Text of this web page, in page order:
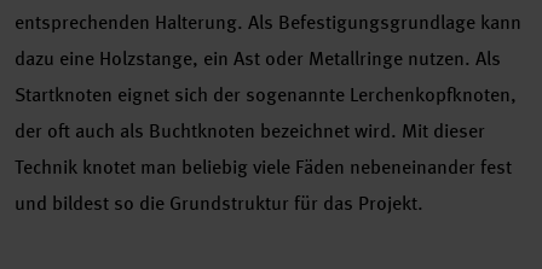
entsprechenden Halterung. Als Befestigungsgrundlage kann
dazu eine Holzstange, ein Ast oder Metallringe nutzen. Als
Startknoten eignet sich der sogenannte Lerchenkopfknoten,
der oft auch als Buchtknoten bezeichnet wird. Mit dieser
Technik knotet man beliebig viele Fäden nebeneinander fest
und bildest so die Grundstruktur für das Projekt.